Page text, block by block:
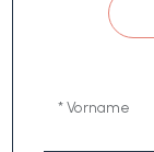
* Vorname